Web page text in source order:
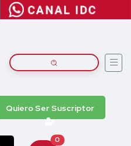
Quiero Ser Suscriptor
0